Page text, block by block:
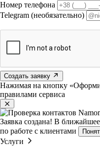
Номер телефона
Telegram (необязательно)
Создать заявку
Нажимая на кнопку
правилами сервиса
Заявка создана! В ближайшее
по работе с клиентами
Услуги